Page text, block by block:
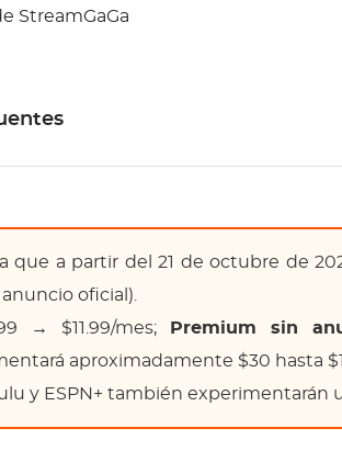
StreamGaGa
que a partir del 21 de octubre de
oficial).
→ $11.99/mes; Premium sin
aproximadamente $30 hasta
y ESPN+ también experimentarán